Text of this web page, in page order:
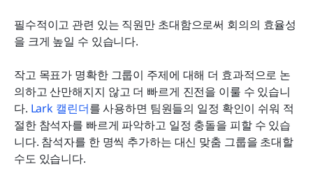
필수적이고 관련 있는 직원만 초대함으로써 회의의 효율성
을 크게 높일 수 있습니다.
작고 목표가 명확한 그룹이 주제에 대해 더 효과적으로 논
의하고 산만해지지 않고 더 빠르게 진전을 이룰 수 있습니
다. Lark 캘린더를 사용하면 팀원들의 일정 확인이 쉬워 적
절한 참석자를 빠르게 파악하고 일정 충돌을 피할 수 있습
니다. 참석자를 한 명씩 추가하는 대신 맞춤 그룹을 초대할
수도 있습니다.